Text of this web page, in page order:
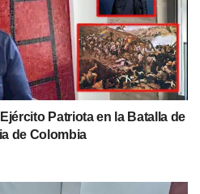
Patriota en la Batalla de
de Colombia